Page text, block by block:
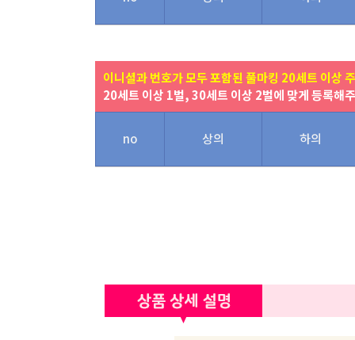
이니셜과 번호가 모두 포함된 풀마킹 20세트 이상
20세트 이상 1벌, 30세트 이상 2벌에 맞게 등록해
no 상의 하의